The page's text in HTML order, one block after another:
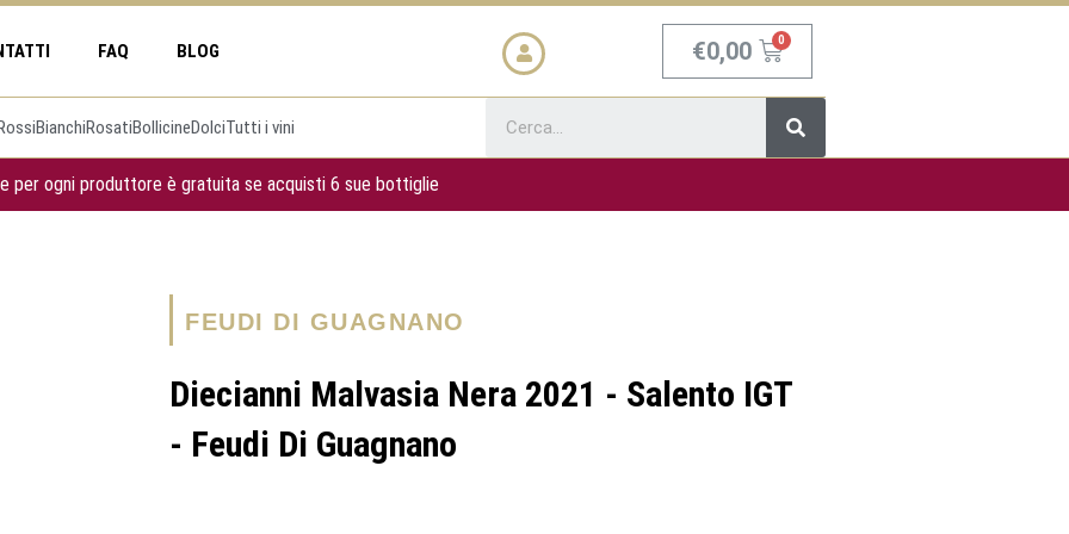
FAQ BLOG €0,00 Carrello
BianchiRosatiBollicineDolciTutti i vini
Cerca
per ogni produttore è gratuita se acquisti 6 sue bottiglie
FEUDI DI GUAGNANO
Diecianni Malvasia Nera 2021 - Salento IGT
- Feudi Di Guagnano